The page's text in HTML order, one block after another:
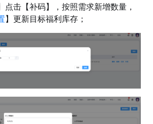
点击【补码】，按照需求新增数量，
】更新目标福利库存；